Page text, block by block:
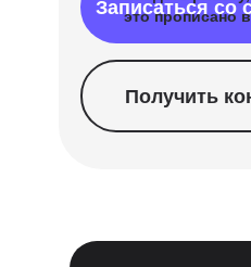
Записаться со
это прописано
Получить